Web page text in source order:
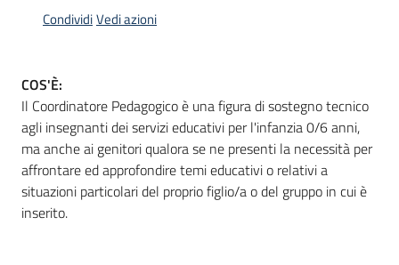
Newsletter
CondividiVedi azioni
COS'È:
Il Coordinatore Pedagogico è una figura di sostegno tecnico
agli insegnanti dei servizi educativi per l'infanzia 0/6 anni,
ma anche ai genitori qualora se ne presenti la necessità per
affrontare ed approfondire temi educativi o relativi a
situazioni particolari del proprio figlio/a o del gruppo in cui è
inserito.